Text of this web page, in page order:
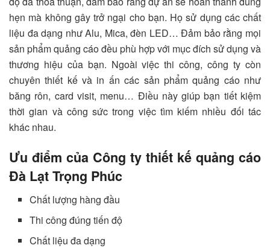
hẹn mà không gây trở ngại cho bạn. Họ sử dụng các chất
liệu đa dạng như Alu, Mica, đèn LED… Đảm bảo rằng mọi
sản phẩm quảng cáo đều phù hợp với mục đích sử dụng và
thương hiệu của bạn. Ngoài việc thi công, công ty còn
chuyên thiết kế và in ấn các sản phẩm quảng cáo như
băng rôn, card visit, menu… Điều này giúp bạn tiết kiệm
thời gian và công sức trong việc tìm kiếm nhiều đối tác
khác nhau.
Ưu điểm của Công ty thiết kế quảng cáo
Đà Lạt Trọng Phúc
Chất lượng hàng đầu
Thi công đúng tiến độ
Chất liệu đa dạng